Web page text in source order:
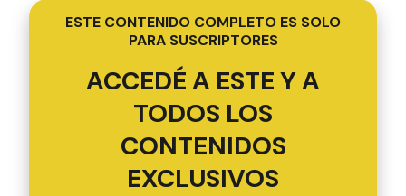
ESTE CONTENIDO COMPLETO ES SOLO
PARA SUSCRIPTORES
ACCEDÉ A ESTE Y A
TODOS LOS
CONTENIDOS
EXCLUSIVOS